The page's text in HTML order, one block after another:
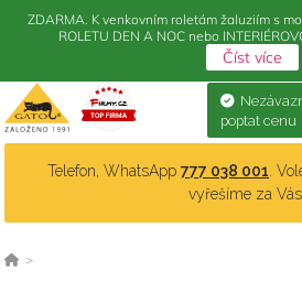
poptat cenu
Telefon, WhatsApp 777 038 001 .
vyřešíme za Vás.
>
ZDARMA. K venkovním roletám žaluziím s
ROLETU DEN A NOC nebo
Číst více